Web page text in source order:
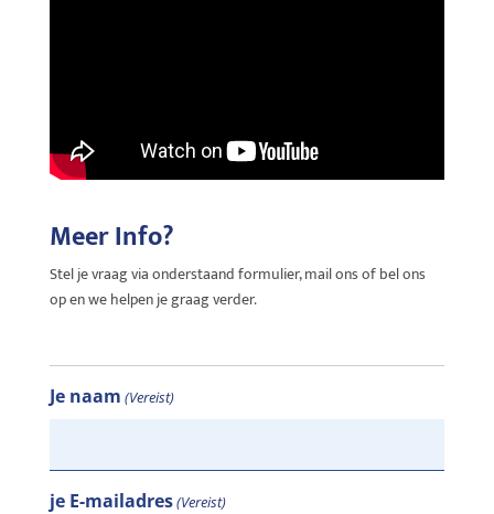
Meer Info?
Stel je vraag via onderstaand formulier, mail ons of bel ons
op en we helpen je graag verder.
Je naam (Vereist)
je E-mailadres(Vereist)